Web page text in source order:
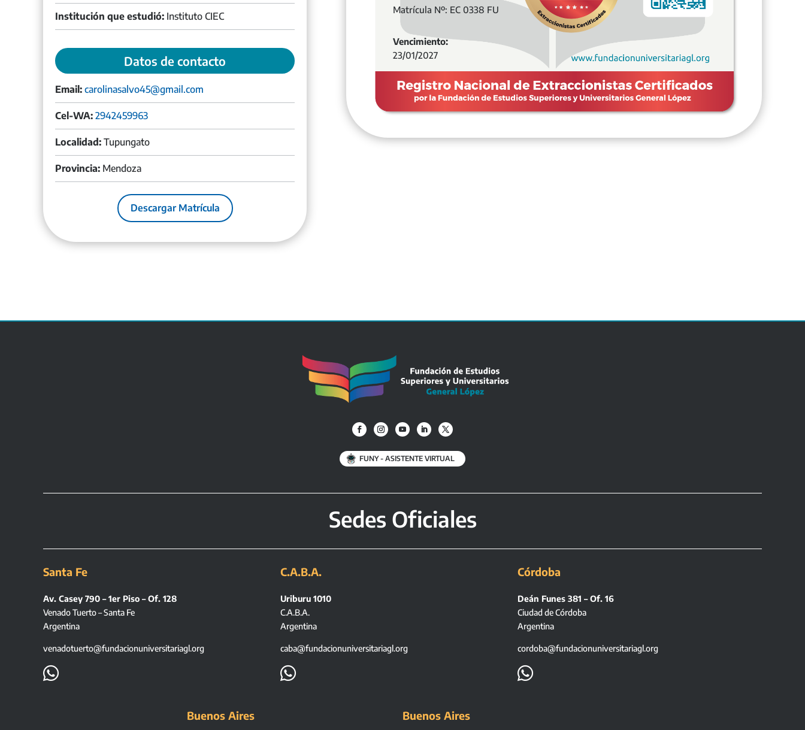
Institución que estudió: Instituto CIEC
Datos de contacto
Email: carolinasalvo45@gmail.com
Cel-WA: 2942459963
Localidad: Tupungato
Provincia: Mendoza
Descargar Matrícula
Matrícula Nº: EC 0338 FU
Vencimiento:
23/01/2027
FUNY - ASISTENTE VIRTUAL
Sedes Oficiales
Santa Fe
Av. Casey 790 – 1er Piso – Of. 128
Venado Tuerto – Santa Fe
Argentina
venadotuerto@fundacionuniversitariagl.org

C.A.B.A.
Uriburu 1010
C.A.B.A.
Argentina
caba@fundacionuniversitariagl.org

Córdoba
Deán Funes 381 – Of. 16
Ciudad de Córdoba
Argentina
cordoba@fundacionuniversitariagl.org

Buenos Aires Buenos Aires